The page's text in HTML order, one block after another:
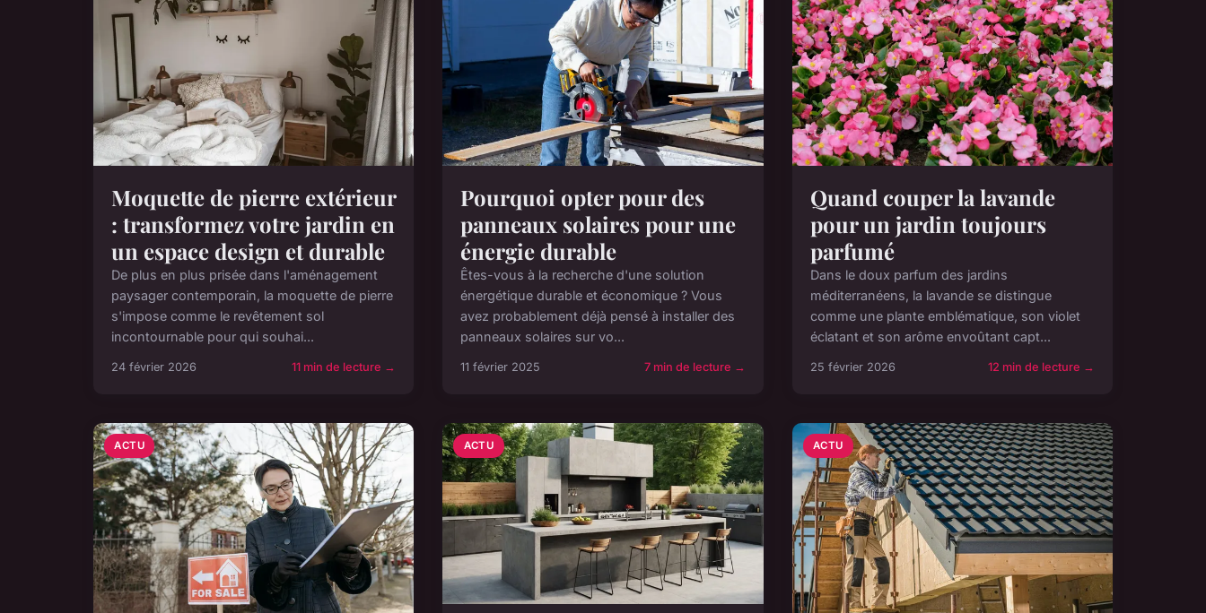
Moquette de pierre extérieur
: transformez votre jardin en
un espace design et durable
De plus en plus prisée dans l'aménagement
paysager contemporain, la moquette de pierre
s'impose comme le revêtement sol
incontournable pour qui souhai...
24 février 2026 11 min de lecture →
Pourquoi opter pour des
panneaux solaires pour une
énergie durable
Êtes-vous à la recherche d'une solution
énergétique durable et économique ? Vous
avez probablement déjà pensé à installer des
panneaux solaires sur vo...
11 février 2025 7 min de lecture →
Quand couper la lavande
pour un jardin toujours
parfumé
Dans le doux parfum des jardins
méditerranéens, la lavande se distingue
comme une plante emblématique, son violet
éclatant et son arôme envoûtant capt...
25 février 2026 12 min de lecture →
ACTU ACTU ACTU